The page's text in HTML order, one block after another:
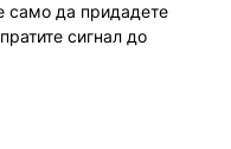
само да придадете
сигнал до